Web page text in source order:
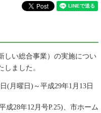
しい総合事業）の実施につい
ました。
(月曜日)～平成29年1月13日
成28年12月号P.25)、市ホーム